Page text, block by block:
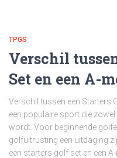
TPGS
Verschil
Set en een A-
Verschil tussen een Starters
een populaire sport die
wordt. Voor beginnende
golfuitrusting een uitdaging
een starters golf set en een